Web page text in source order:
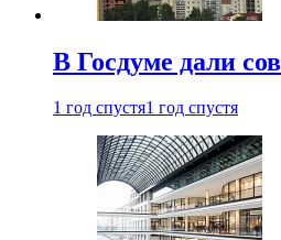
В Госдуме дали
1 год спустя1 год спустя